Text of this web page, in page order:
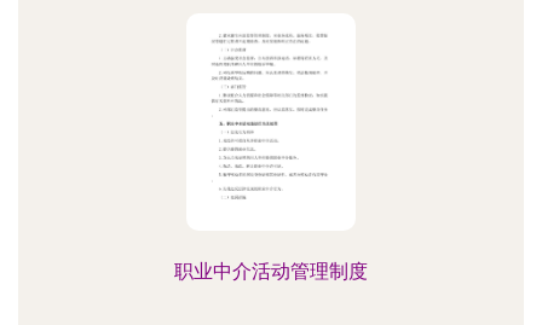
职业中介活动管理制度